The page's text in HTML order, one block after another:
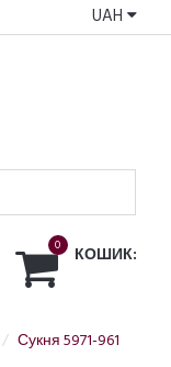
UAH
0 КОШИК:
Сукня 5971-961